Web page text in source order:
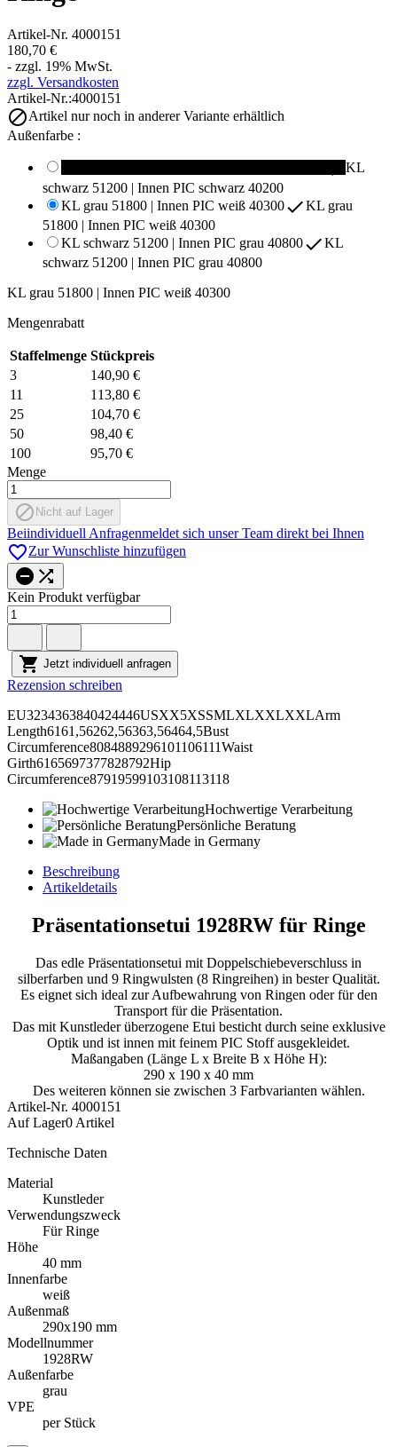
Artikel-Nr. 4000151
180,70 €
- zzgl. 19% MwSt.
zzgl. Versandkosten
Artikel-Nr.:4000151
Artikel nur noch in anderer Variante erhältlich
Außenfarbe :
KL
schwarz 51200 | Innen PIC schwarz 40200
KL grau 51800 | Innen PIC weiß 40300KL grau
51800 | Innen PIC weiß 40300
KL schwarz 51200 | Innen PIC grau 40800KL
schwarz 51200 | Innen PIC grau 40800
KL grau 51800 | Innen PIC weiß 40300
Mengenrabatt
Staffelmenge Stückpreis
3
140,90 €
11
113,80 €
25
104,70 €
50
98,40 €
100
95,70 €
Menge
 Nicht auf Lager
Beiindividuell Anfragenmeldet sich unser Team direkt bei Ihnen
Zur Wunschliste hinzufügen
 
Kein Produkt verfügbar
 Jetzt individuell anfragen
Rezension schreiben
EU3234363840424446USXX5XSSMLXLXXLXXLArm
Length6161,56262,56363,56464,5Bust
Circumference8084889296101106111Waist
Girth6165697377828792Hip
Circumference87919599103108113118
Hochwertige Verarbeitung
Persönliche Beratung
Made in Germany
Beschreibung
Artikeldetails
Präsentationsetui 1928RW für Ringe
Das edle Präsentationsetui mit Doppelschiebeverschluss in
silberfarben und 9 Ringwulsten (8 Ringreihen) in bester Qualität.
Es eignet sich ideal zur Aufbewahrung von Ringen oder für den
Transport für die Präsentation.
Das mit Kunstleder überzogene Etui besticht durch seine exklusive
Optik und ist innen mit feinem PIC Stoff ausgekleidet.
Maßangaben (Länge L x Breite B x Höhe H):
290 x 190 x 40 mm
Des weiteren können sie zwischen 3 Farbvarianten wählen.
Artikel-Nr. 4000151
Auf Lager0 Artikel
Technische Daten
Material
Kunstleder
Verwendungszweck
Für Ringe
Höhe
40 mm
Innenfarbe
weiß
Außenmaß
290x190 mm
Modellnummer
1928RW
Außenfarbe
grau
VPE
per Stück